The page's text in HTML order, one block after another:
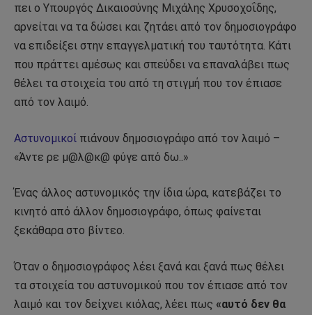
πει ο Υπουργός Δικαιοσύνης Μιχάλης Χρυσοχοΐδης,
αρνείται να τα δώσει και ζητάει από τον δημοσιογράφο
να επιδείξει στην επαγγελματική του ταυτότητα. Κάτι
που πράττει αμέσως και σπεύδει να επαναλάβει πως
θέλει τα στοιχεία του από τη στιγμή που τον έπιασε
από τον λαιμό.
Αστυνομικοί πιάνουν δημοσιογράφο από τον λαιμό –
«Άντε ρε μ@λ@κ@ φύγε από δω..»
Ένας άλλος αστυνομικός την ίδια ώρα, κατεβάζει το
κινητό από άλλον δημοσιογράφο, όπως φαίνεται
ξεκάθαρα στο βίντεο.
Όταν ο δημοσιογράφος λέει ξανά και ξανά πως θέλει
τα στοιχεία του αστυνομικού που τον έπιασε από τον
λαιμό και τον δείχνει κιόλας, λέει πως «αυτό δεν θα